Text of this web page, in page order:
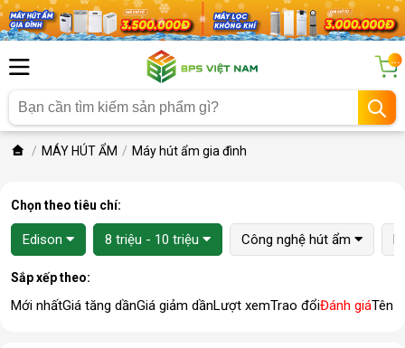
...
MÁY HÚT ẨM Máy hút ẩm gia đình
Chọn theo tiêu chí:
Edison 8 triệu - 10 triệu Công nghệ hút ẩm
Sắp xếp theo:
Mới nhấtGiá tăng dầnGiá giảm dầnLượt xemTrao đổiĐánh giáTên